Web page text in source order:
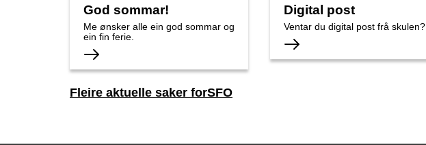
God sommar!
Me ønsker alle ein god sommar og
ein fin ferie.
Digital post
Ventar du digital post frå skulen?
Fleire aktuelle saker forSFO